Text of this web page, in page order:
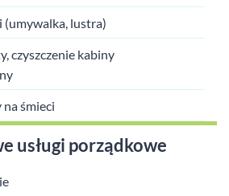
(umywalka, lustra)
czyszczenie kabiny
śmieci
usługi porządkowe